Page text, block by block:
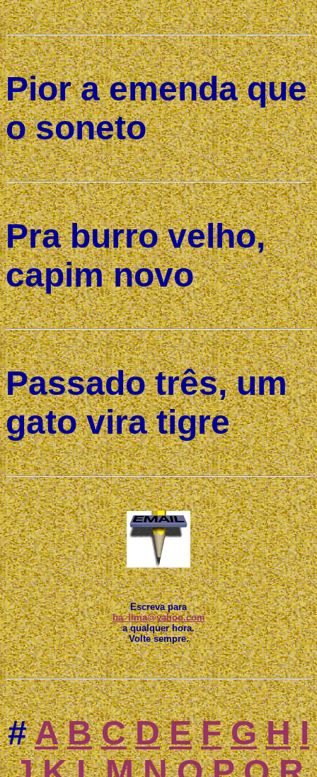
Pior a emenda que
o soneto
Pra burro velho,
capim novo
Passado três, um
gato vira tigre
Escreva para
ba_lima@yahoo.com
a qualquer hora.
Volte sempre.
#A B C D E F G H I